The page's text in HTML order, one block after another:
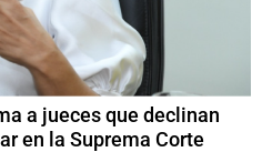
a jueces que declinan
en la Suprema Corte